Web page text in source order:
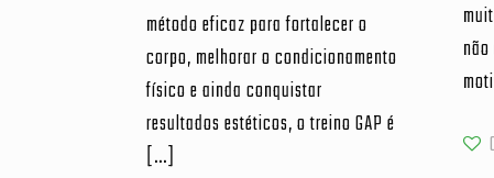
método eficaz para fortalecer o
corpo, melhorar o condicionamento
físico e ainda conquistar
resultados estéticos, o treino GAP é
[…]